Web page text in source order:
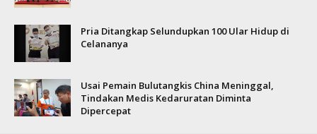
Pria Ditangkap Selundupkan 100 Ular Hidup di
Celananya
Usai Pemain Bulutangkis China Meninggal,
Tindakan Medis Kedaruratan Diminta
Dipercepat